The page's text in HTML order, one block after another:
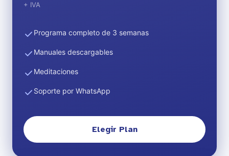
+ IVA
Programa completo de 3 semanas
Manuales descargables
Meditaciones
Soporte por WhatsApp
Elegir Plan